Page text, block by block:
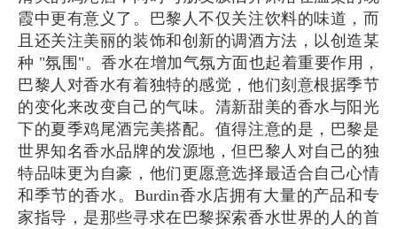
霞中更有意义了。巴黎人不仅关注饮料的味道，而
且还关注美丽的装饰和创新的调酒方法，以创造某
种 "氛围"。香水在增加气氛方面也起着重要作用，
巴黎人对香水有着独特的感觉，他们刻意根据季节
的变化来改变自己的气味。清新甜美的香水与阳光
下的夏季鸡尾酒完美搭配。值得注意的是，巴黎是
世界知名香水品牌的发源地，但巴黎人对自己的独
特品味更为自豪，他们更愿意选择最适合自己心情
和季节的香水。Burdin香水店拥有大量的产品和专
家指导，是那些寻求在巴黎探索香水世界的人的首